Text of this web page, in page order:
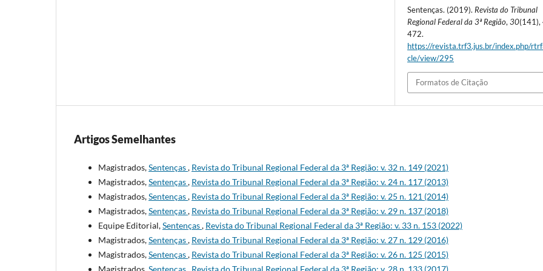
Sentenças. (2019). Revista do Tribunal
Regional Federal da 3ª Região,30(141),
472.
https://revista.trf3.jus.br/index.php/
cle/view/295
Formatos de Citação
Artigos Semelhantes
Magistrados,Sentenças, Revista do Tribunal Regional Federal da 3ª Região: v. 32 n. 149 (2021)
Magistrados,Sentenças, Revista do Tribunal Regional Federal da 3ª Região: v. 24 n. 117 (2013)
Magistrados,Sentenças, Revista do Tribunal Regional Federal da 3ª Região: v. 25 n. 121 (2014)
Magistrados,Sentenças, Revista do Tribunal Regional Federal da 3ª Região: v. 29 n. 137 (2018)
Equipe Editorial,Sentenças, Revista do Tribunal Regional Federal da 3ª Região: v. 33 n. 153 (2022)
Magistrados,Sentenças, Revista do Tribunal Regional Federal da 3ª Região: v. 27 n. 129 (2016)
Magistrados,Sentenças, Revista do Tribunal Regional Federal da 3ª Região: v. 26 n. 125 (2015)
Magistrados, Sentenças Revista do Tribunal Regional Federal da 3ª Região: v. 28 n. 133 (2017)